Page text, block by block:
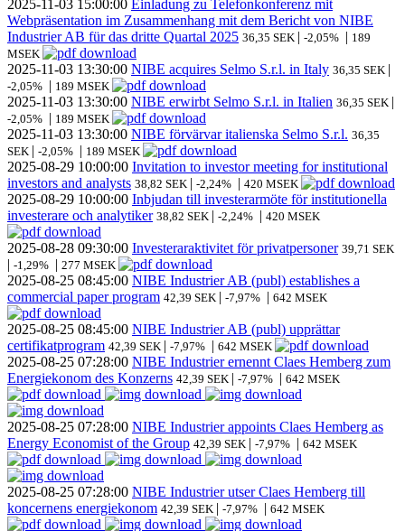
2025-11-03 15:00:00 Einladung zu Telefonkonferenz mit
Webpräsentation im Zusammenhang mit dem Bericht von NIBE
Industrier AB für das dritte Quartal 2025 36,35 SEK | -2,05% | 189
MSEK
2025-11-03 13:30:00 NIBE acquires Selmo S.r.l. in Italy 36,35 SEK |
-2,05% | 189 MSEK
2025-11-03 13:30:00 NIBE erwirbt Selmo S.r.l. in Italien 36,35 SEK |
-2,05% | 189 MSEK
2025-11-03 13:30:00 NIBE förvärvar italienska Selmo S.r.l. 36,35
SEK | -2,05% | 189 MSEK
2025-08-29 10:00:00 Invitation to investor meeting for institutional
investors and analysts 38,82 SEK | -2,24% | 420 MSEK
2025-08-29 10:00:00 Inbjudan till investerarmöte för institutionella
investerare och analytiker 38,82 SEK | -2,24% | 420 MSEK
2025-08-28 09:30:00 Investeraraktivitet för privatpersoner 39,71 SEK
| -1,29% | 277 MSEK
2025-08-25 08:45:00 NIBE Industrier AB (publ) establishes a
commercial paper program 42,39 SEK | -7,97% | 642 MSEK
2025-08-25 08:45:00 NIBE Industrier AB (publ) upprättar
certifikatprogram 42,39 SEK | -7,97% | 642 MSEK
2025-08-25 07:28:00 NIBE Industrier ernennt Claes Hemberg zum
Energiekonom des Konzerns 42,39 SEK | -7,97% | 642 MSEK
2025-08-25 07:28:00 NIBE Industrier appoints Claes Hemberg as
Energy Economist of the Group 42,39 SEK | -7,97% | 642 MSEK
2025-08-25 07:28:00 NIBE Industrier utser Claes Hemberg till
koncernens energiekonom 42,39 SEK | -7,97% | 642 MSEK